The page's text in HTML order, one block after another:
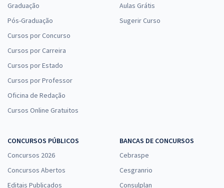
Graduação
Pós-Graduação
Cursos por Concurso
Cursos por Carreira
Cursos por Estado
Cursos por Professor
Oficina de Redação
Cursos Online Gratuitos
Aulas Grátis
Sugerir Curso
CONCURSOS PÚBLICOS
Concursos 2026
Concursos Abertos
Editais Publicados
BANCAS DE CONCURSOS
Cebraspe
Cesgranrio
Consulplan